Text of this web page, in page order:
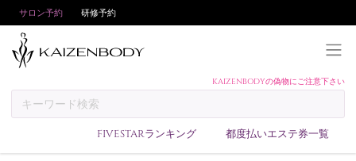
サロン予約 研修予約
KAIZENBODYの偽物にご注意下さい
FIVESTARランキング 都度払いエステ券一覧
予約方法